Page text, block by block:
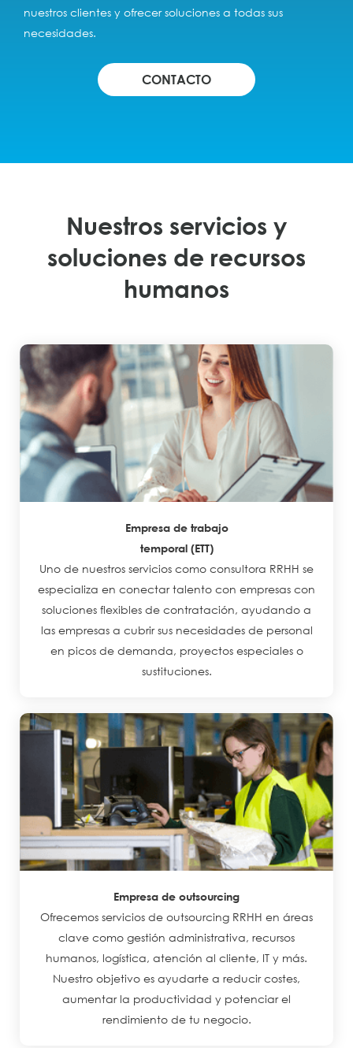
nuestros clientes y ofrecer soluciones a todas sus
necesidades.
CONTACTO
Nuestros servicios y
soluciones de recursos
humanos
Empresa de trabajo
temporal (ETT)
Uno de nuestros servicios como consultora RRHH se
especializa en conectar talento con empresas con
soluciones flexibles de contratación, ayudando a
las empresas a cubrir sus necesidades de personal
en picos de demanda, proyectos especiales o
sustituciones.
Empresa de outsourcing
Ofrecemos servicios de outsourcing RRHH en áreas
clave como gestión administrativa, recursos
humanos, logística, atención al cliente, IT y más.
Nuestro objetivo es ayudarte a reducir costes,
aumentar la productividad y potenciar el
rendimiento de tu negocio.